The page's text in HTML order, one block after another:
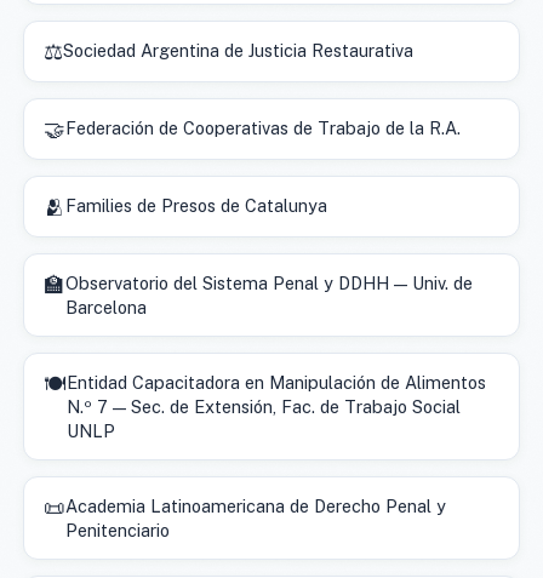
⚖️Sociedad Argentina de Justicia Restaurativa
🤝Federación de Cooperativas de Trabajo de la R.A.
🫂 Families de Presos de Catalunya
🏫Observatorio del Sistema Penal y DDHH — Univ. de
Barcelona
🍽️Entidad Capacitadora en Manipulación de Alimentos
N.º 7 — Sec. de Extensión, Fac. de Trabajo Social
UNLP
📜Academia Latinoamericana de Derecho Penal y
Penitenciario